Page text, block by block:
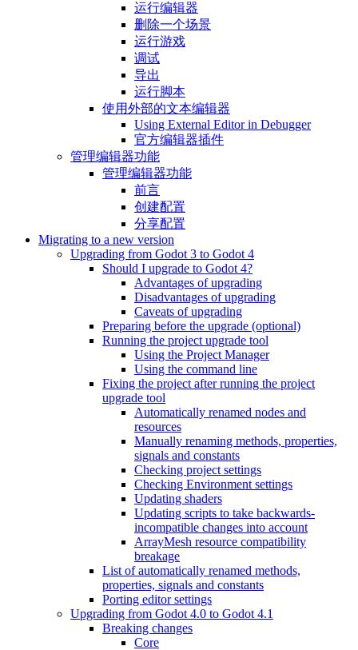
运行编辑器
删除一个场景
运行游戏
调试
导出
运行脚本
使用外部的文本编辑器
Using External Editor in Debugger
官方编辑器插件
管理编辑器功能
管理编辑器功能
前言
创建配置
分享配置
Migrating to a new version
Upgrading from Godot 3 to Godot 4
Should I upgrade to Godot 4?
Advantages of upgrading
Disadvantages of upgrading
Caveats of upgrading
Preparing before the upgrade (optional)
Running the project upgrade tool
Using the Project Manager
Using the command line
Fixing the project after running the project
upgrade tool
Automatically renamed nodes and
resources
Manually renaming methods, properties,
signals and constants
Checking project settings
Checking Environment settings
Updating shaders
Updating scripts to take backwards-
incompatible changes into account
ArrayMesh resource compatibility
breakage
List of automatically renamed methods,
properties, signals and constants
Porting editor settings
Upgrading from Godot 4.0 to Godot 4.1
Breaking changes
Core